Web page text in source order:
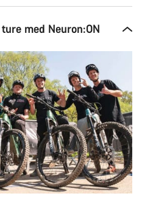
med Neuron:ON